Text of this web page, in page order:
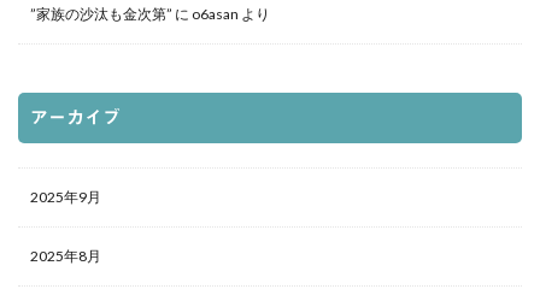
”家族の沙汰も金次第” に o6asan より
アーカイブ
2025年9月
2025年8月